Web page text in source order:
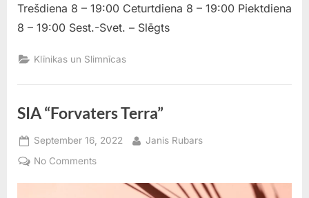
Trešdiena 8 – 19:00 Ceturtdiena 8 – 19:00 Piektdiena
8 – 19:00 Sest.-Svet. – Slēgts
Klīnikas un Slimnīcas
SIA “Forvaters Terra”
Posted
on
September 16, 2022 By
Janis Rubars
No Commentson
“Forvaters